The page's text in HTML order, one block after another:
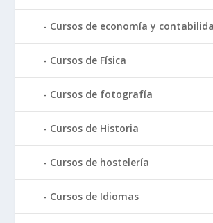
Cursos de economía y
Cursos de Física
Cursos de fotografía
Cursos de Historia
Cursos de hostelería
Cursos de Idiomas